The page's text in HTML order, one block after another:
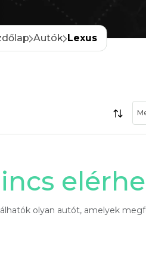
Autók Lexus
olyan autót, amelyek